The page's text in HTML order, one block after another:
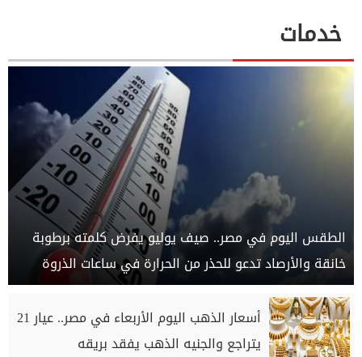
خدمات
الطقس اليوم في مصر.. صيف يوليو يفرض كلمته برطوبة
خانقة والأرصاد تدعو للحذر من الحرارة في ساعات الذروة
أسعار الذهب اليوم الأربعاء في مصر.. عيار 21
يتراجع والجنيه الذهب يفقد بريقه